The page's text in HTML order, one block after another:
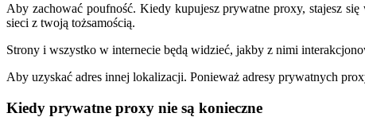
Aby zachować poufność. Kiedy kupujesz prywatne proxy, stajesz
sieci z twoją tożsamością.
Strony i wszystko w internecie będą widzieć, jakby z nimi
Aby uzyskać adres innej lokalizacji. Ponieważ adresy prywatnych
Kiedy prywatne proxy nie są konieczne